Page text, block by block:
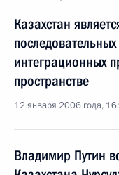
Казахстан
интеграционных
пространстве
12 января 2006 года,
Владимир Путин